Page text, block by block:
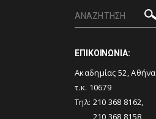
ΕΠΙΚΟΙΝΩΝΙΑ:
Ακαδημίας 52, Αθήνα
τ.κ. 10679
Τηλ: 210 368 8162,
210 368 8158